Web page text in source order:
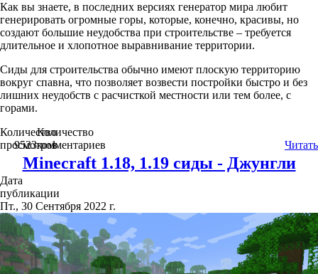
Как вы знаете, в последних версиях генератор мира любит
генерировать огромные горы, которые, конечно, красивы, но
создают большие неудобства при строительстве – требуется
длительное и хлопотное выравнивание территории.
Сиды для строительства обычно имеют плоскую территорию
вокруг спавна, что позволяет возвести постройки быстро и без
лишних неудобств с расчисткой местности или тем более, с
горами.
Количество
просмотров
9523
Количество
комментариев
1 Читать
Minecraft 1.18, 1.19 сиды - Джунгли
Дата
публикации
Пт., 30 Сентября 2022 г.